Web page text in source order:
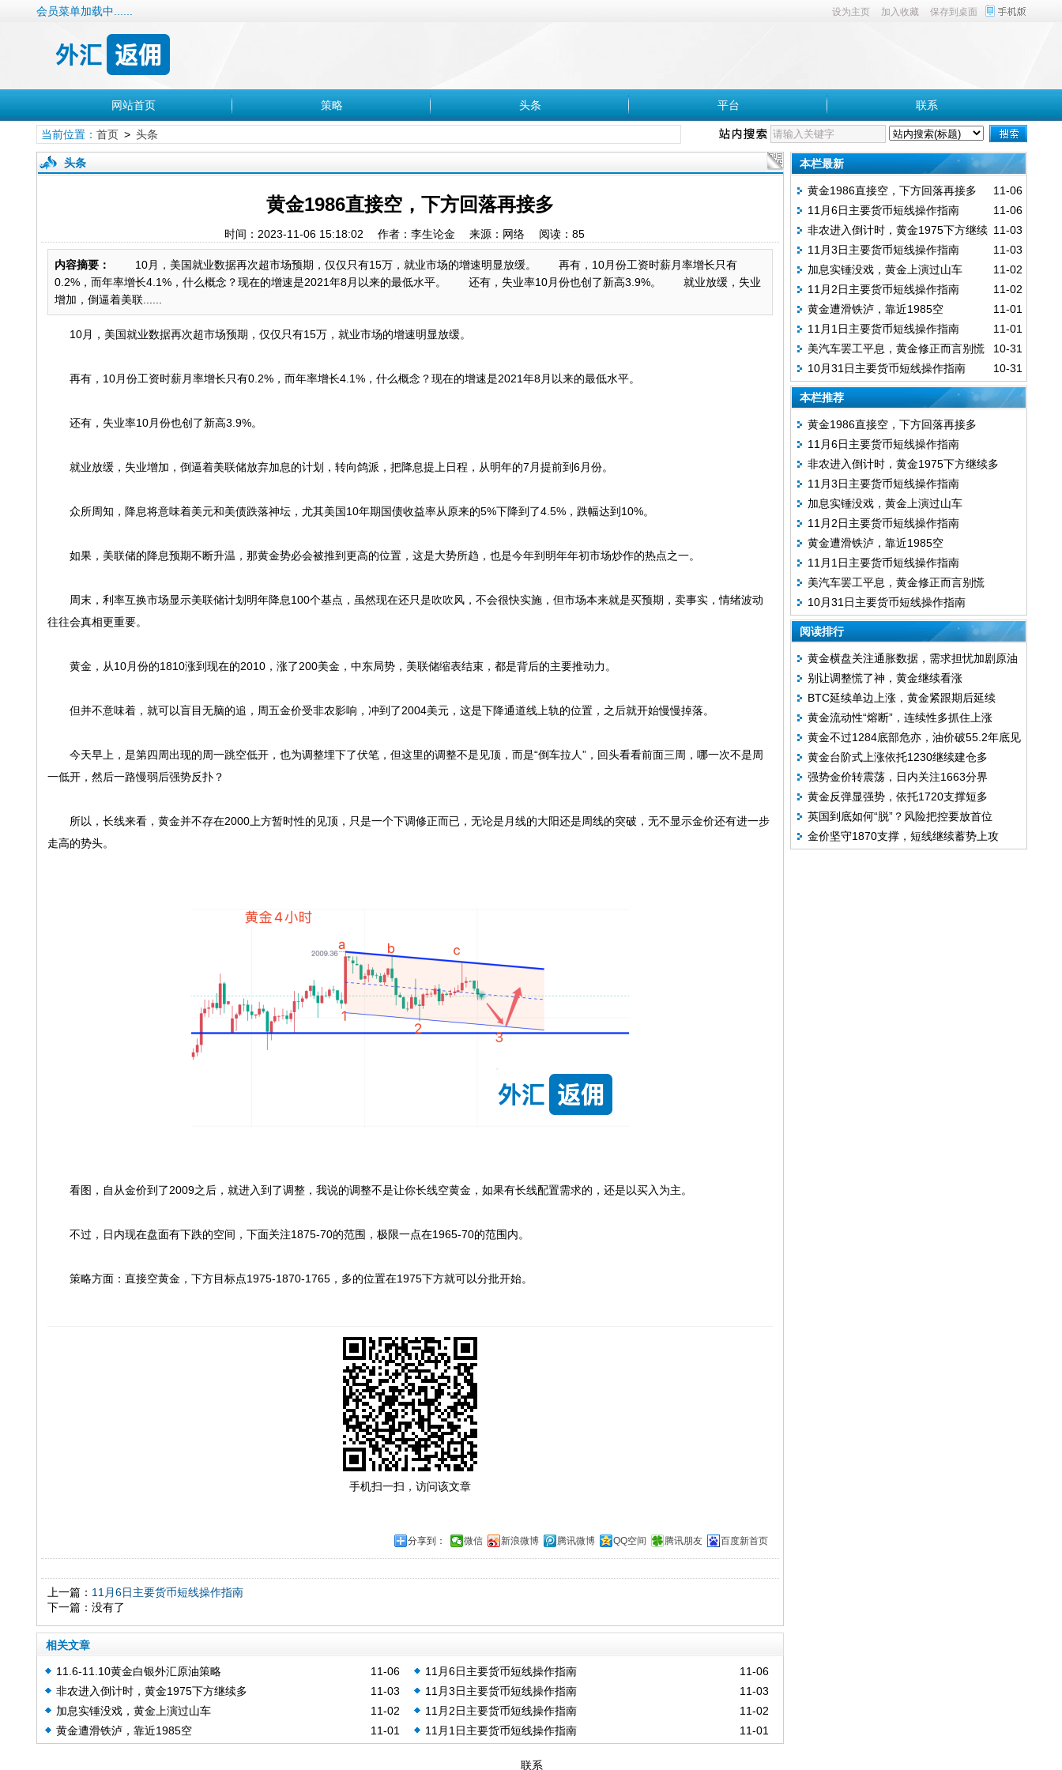
会员菜单加载中...... 设为主页 加入收藏 保存到桌面
网站首页 策略 头条 平台 联系
当前位置： 首页> 头条
头条
黄金1986直接空，下方回落再接多
时间：2023-11-06 15:18:02 作者：李生论金 来源：网络 阅读： 85
内容摘要：
10月，美国就业数据再次超市场预期，仅仅只有15万，就业市场的增速明显放缓。 再有，10月份工资时薪月率增长只有
0.2%，而年率增长4.1%，什么概念？现在的增速是2021年8月以来的最低水平。 还有，失业率10月份也创了新高3.9%。 就业放缓，失业
增加，倒逼着美联......
10月，美国就业数据再次超市场预期，仅仅只有15万，就业市场的增速明显放缓。
再有，10月份工资时薪月率增长只有0.2%，而年率增长4.1%，什么概念？现在的增速是2021年8月以来的最低水平。
还有，失业率10月份也创了新高3.9%。
就业放缓，失业增加，倒逼着美联储放弃加息的计划，转向鸽派，把降息提上日程，从明年的7月提前到6月份。
众所周知，降息将意味着美元和美债跌落神坛，尤其美国10年期国债收益率从原来的5%下降到了4.5%，跌幅达到10%。
如果，美联储的降息预期不断升温，那黄金势必会被推到更高的位置，这是大势所趋，也是今年到明年年初市场炒作的热点之一。
周末，利率互换市场显示美联储计划明年降息100个基点，虽然现在还只是吹吹风，不会很快实施，但市场本来就是买预期，卖事实，情绪波动
往往会真相更重要。
黄金，从10月份的1810涨到现在的2010，涨了200美金，中东局势，美联储缩表结束，都是背后的主要推动力。
但并不意味着，就可以盲目无脑的追，周五金价受非农影响，冲到了2004美元，这是下降通道线上轨的位置，之后就开始慢慢掉落。
今天早上，是第四周出现的周一跳空低开，也为调整埋下了伏笔，但这里的调整不是见顶，而是“倒车拉人”，回头看看前面三周，哪一次不是周
一低开，然后一路慢弱后强势反扑？
所以，长线来看，黄金并不存在2000上方暂时性的见顶，只是一个下调修正而已，无论是月线的大阳还是周线的突破，无不显示金价还有进一步
走高的势头。
看图，自从金价到了2009之后，就进入到了调整，我说的调整不是让你长线空黄金，如果有长线配置需求的，还是以买入为主。
不过，日内现在盘面有下跌的空间，下面关注1875-70的范围，极限一点在1965-70的范围内。
策略方面：直接空黄金，下方目标点1975-1870-1765，多的位置在1975下方就可以分批开始。
手机扫一扫，访问该文章
分享到： 微信 新浪微博 腾讯微博 QQ空间 腾讯朋友 百度新首页
上一篇： 11月6日主要货币短线操作指南
下一篇：没有了
相关文章
11-06
11.6-11.10黄金白银外汇原油策略 11-06
11月6日主要货币短线操作指南
11-03
非农进入倒计时，黄金1975下方继续多 11-03
11月3日主要货币短线操作指南
11-02
加息实锤没戏，黄金上演过山车 11-02
11月2日主要货币短线操作指南
11-01
黄金遭滑铁泸，靠近1985空 11-01
11月1日主要货币短线操作指南
本栏最新
11-06
黄金1986直接空，下方回落再接多
11-06
11月6日主要货币短线操作指南
11-03
非农进入倒计时，黄金1975下方继续
多
11-03
11月3日主要货币短线操作指南
11-02
加息实锤没戏，黄金上演过山车
11-02
11月2日主要货币短线操作指南
11-01
黄金遭滑铁泸，靠近1985空
11-01
11月1日主要货币短线操作指南
10-31
美汽车罢工平息，黄金修正而言别慌
10-31
10月31日主要货币短线操作指南
本栏推荐
黄金1986直接空，下方回落再接多
11月6日主要货币短线操作指南
非农进入倒计时，黄金1975下方继续多
11月3日主要货币短线操作指南
加息实锤没戏，黄金上演过山车
11月2日主要货币短线操作指南
黄金遭滑铁泸，靠近1985空
11月1日主要货币短线操作指南
美汽车罢工平息，黄金修正而言别慌
10月31日主要货币短线操作指南
阅读排行
黄金横盘关注通胀数据，需求担忧加剧原油
持续下滑
别让调整慌了神，黄金继续看涨
BTC延续单边上涨，黄金紧跟期后延续
黄金流动性“熔断”，连续性多抓住上涨
黄金不过1284底部危亦，油价破55.2年底见
59
黄金台阶式上涨依托1230继续建仓多
强势金价转震荡，日内关注1663分界
黄金反弹显强势，依托1720支撑短多
英国到底如何“脱”？风险把控要放首位
金价坚守1870支撑，短线继续蓄势上攻
联系